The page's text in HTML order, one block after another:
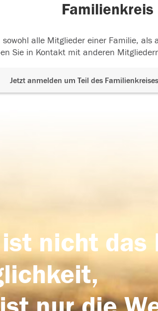
Familienkreis
alle Mitglieder einer Familie,
Sie in Kontakt mit anderen
Jetzt anmelden um Teil des
ist nicht